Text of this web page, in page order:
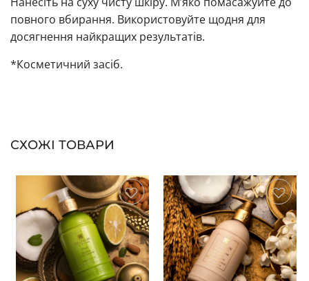
повного вбирання. Використовуйте щодня для
досягнення найкращих результатів.
*Косметичний засіб.
СХОЖІ ТОВАРИ
Зберегти Зберегти